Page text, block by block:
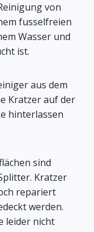
von
fusselfreien
Wasser und
ist.
aus dem
Kratzer auf der
hinterlassen
sind
Kratzer
repariert
werden.
leider nicht